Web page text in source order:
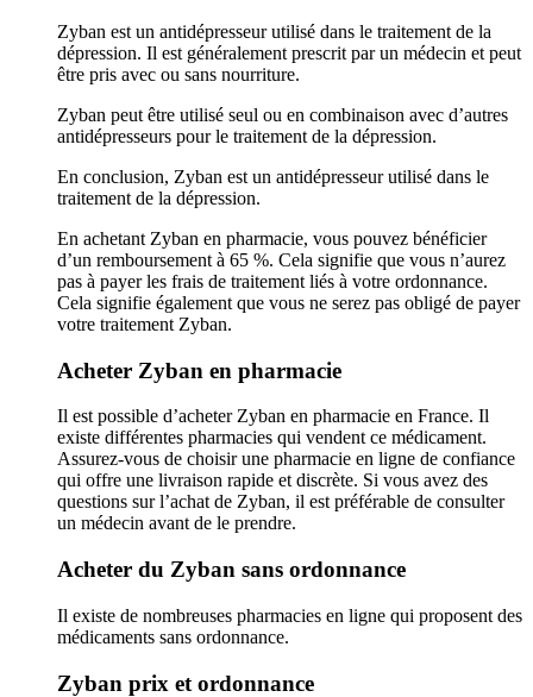
Zyban est un antidépresseur utilisé dans le traitement de la
dépression. Il est généralement prescrit par un médecin et peut
être pris avec ou sans nourriture.
Zyban peut être utilisé seul ou en combinaison avec d’autres
antidépresseurs pour le traitement de la dépression.
En conclusion, Zyban est un antidépresseur utilisé dans le
traitement de la dépression.
En achetant Zyban en pharmacie, vous pouvez bénéficier
d’un remboursement à 65 %. Cela signifie que vous n’aurez
pas à payer les frais de traitement liés à votre ordonnance.
Cela signifie également que vous ne serez pas obligé de payer
votre traitement Zyban.
Acheter Zyban en pharmacie
Il est possible d’acheter Zyban en pharmacie en France. Il
existe différentes pharmacies qui vendent ce médicament.
Assurez-vous de choisir une pharmacie en ligne de confiance
qui offre une livraison rapide et discrète. Si vous avez des
questions sur l’achat de Zyban, il est préférable de consulter
un médecin avant de le prendre.
Acheter du Zyban sans ordonnance
Il existe de nombreuses pharmacies en ligne qui proposent des
médicaments sans ordonnance.
Zyban prix et ordonnance